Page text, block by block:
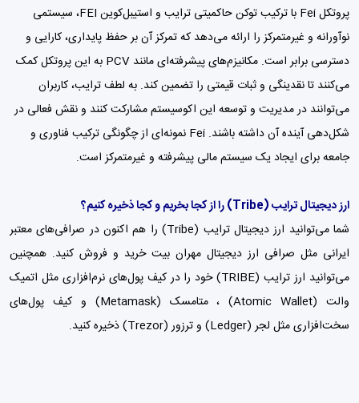
پروتکل Fei با ترکیب توکن حاکمیتی ترایب و استیبل‌کوین FEI، سیستمی
نوآورانه و غیرمتمرکز را ارائه می‌دهد که تمرکز آن بر حفظ پایداری، کارایی و
دسترسی برابر است. مکانیزم‌های پیشرفته‌ای مانند PCV به این پروتکل کمک
می‌کنند تا نقدینگی و ثبات قیمتی را تضمین کند. به لطف ترایب، کاربران
می‌توانند در مدیریت و توسعه این اکوسیستم مشارکت کنند و نقش فعالی در
شکل‌دهی آینده آن داشته باشند. Fei نمونه‌ای از چگونگی ترکیب فناوری و
جامعه برای ایجاد یک سیستم مالی پیشرفته و غیرمتمرکز است.
ارز دیجیتال ترایب(Tribe)
را از کجا بخریم و کجا ذخیره کنیم؟
شما می‌توانید ارز دیجیتال ترایب (Tribe) را هم اکنون در صرافی‌های معتبر
ایرانی مثل صرافی ارز دیجیتال مهران بیت خرید و فروش کنید. همچنین
می‌توانید ارز ترایب (TRIBE) خود را در کیف پول‌های نرم‌افزاری مثل اتمیک
والت (Atomic Wallet) ،
متامسک (Metamask) وکیف پول‌های
سخت‌افزاری مثل لجر (Ledger) و ترزور (Trezor) ذخیره کنید.